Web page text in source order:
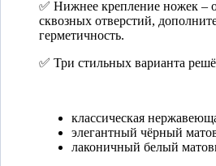
✅ Нижнее крепление ножек –
сквозных отверстий,
герметичность.
✅ Три стильных варианта
классическая
элегантный чёрный
лаконичный белый